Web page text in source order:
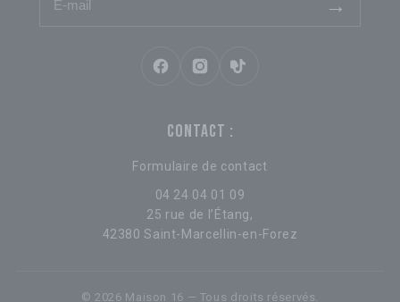
→
CONTACT :
Formulaire de contact
04 24 04 01 09
25 rue de l’Étang,
42380 Saint-Marcellin-en-Forez
© 2026 Maison 16 — Tous droits réservés.